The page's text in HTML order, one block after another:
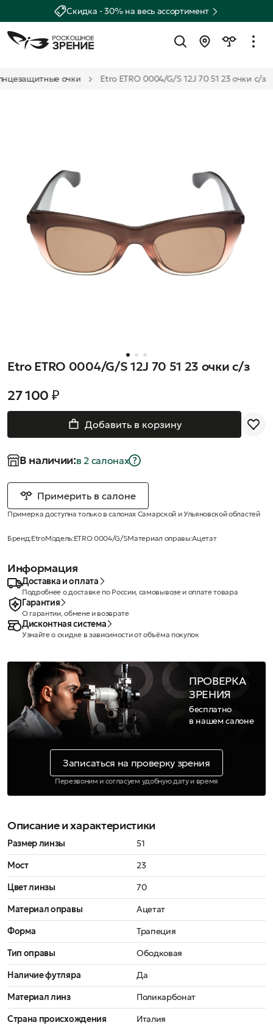
Скидка - 30% на весь ассортимент
очки Etro ETRO 0004/G/S 12J 70 51 23 очки с/з
Etro ETRO 0004/G/S 12J 70 51 23 очки с/з
27 100 ₽
Добавить в корзину
В наличии:в 2 салонах
Примерить в салоне
Примерка доступна только в салонах Самарской и Ульяновской областей
Бренд:EtroМодель:ETRO 0004/G/SМатериал оправы:Ацетат
Информация
Доставка и оплата
Подробнее о доставке по России, самовывозе и оплате товара
Гарантия
О гарантии, обмене и возврате
Дисконтная система
Узнайте о скидке в зависимости от объёма покупок
ПРОВЕРКА
ЗРЕНИЯ
бесплатно
в нашем салоне
Записаться на проверку зрения
Перезвоним и согласуем удобную дату и время
Описание и характеристики
Размер линзы
51
Мост
23
Цвет линзы
70
Материал оправы
Ацетат
Форма
Трапеция
Тип оправы
Ободковая
Наличие футляра
Да
Материал линз
Поликарбонат
Страна происхождения
Италия